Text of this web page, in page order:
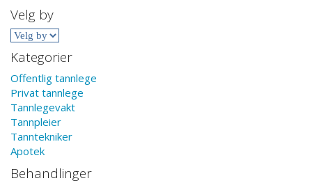
Velg by
Kategorier
Offentlig tannlege
Privat tannlege
Tannlegevakt
Tannpleier
Tanntekniker
Apotek
Behandlinger